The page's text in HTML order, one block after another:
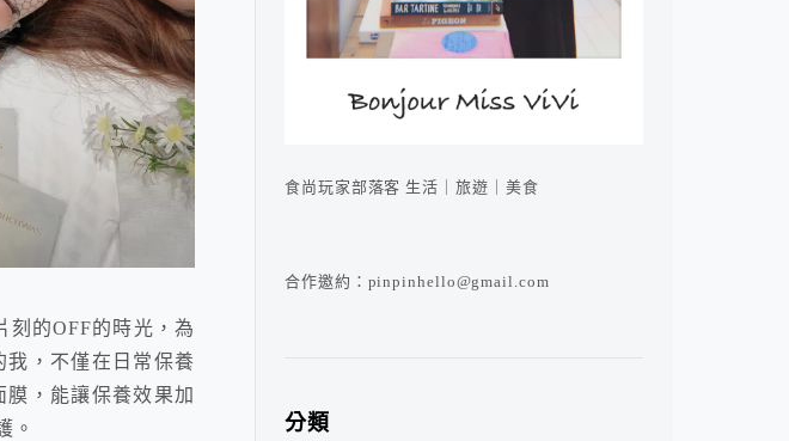
刻的OFF的時光，為
我，不僅在日常保養
，能讓保養效果加
。
食尚玩家部落客 生活｜旅遊｜美食
合作邀約：pinpinhello@gmail.com
分類